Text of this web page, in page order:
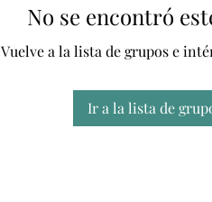
No se encontró
Vuelve a la lista de grupos e
Ir a la lista de